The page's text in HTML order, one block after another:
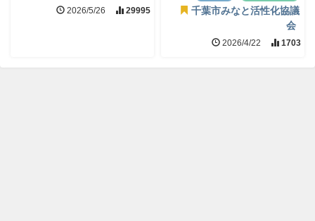
2026/5/26 29995
千葉市みなと活性化協議
会
2026/4/22 1703